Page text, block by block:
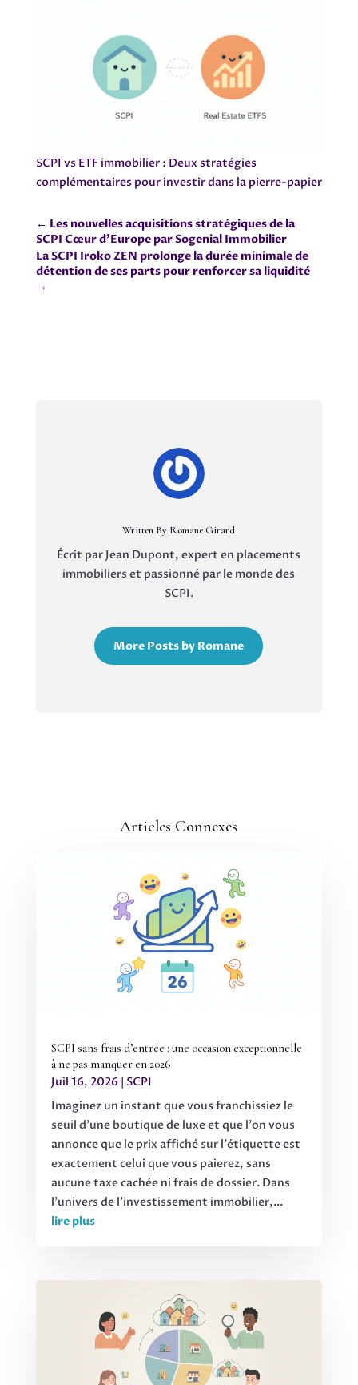
SCPI vs ETF immobilier : Deux stratégies
complémentaires pour investir dans la pierre-papier
← Les nouvelles acquisitions stratégiques de la
SCPI Cœur d'Europe par Sogenial Immobilier
La SCPI Iroko ZEN prolonge la durée minimale de
détention de ses parts pour renforcer sa liquidité
→
Written By Romane Girard
Écrit par Jean Dupont, expert en placements
immobiliers et passionné par le monde des
SCPI.
More Posts by Romane
Articles Connexes
SCPI sans frais d’entrée : une occasion exceptionnelle
à ne pas manquer en 2026
Juil 16, 2026
SCPI
Imaginez un instant que vous franchissiez le
seuil d'une boutique de luxe et que l'on vous
annonce que le prix affiché sur l'étiquette est
exactement celui que vous paierez, sans
aucune taxe cachée ni frais de dossier. Dans
l'univers de l'investissement immobilier,...
lire plus